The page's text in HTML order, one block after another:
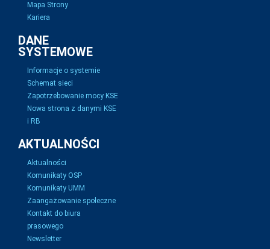
Mapa Strony
Kariera
DANE
SYSTEMOWE
Informacje o systemie
Schemat sieci
Zapotrzebowanie mocy KSE
Nowa strona z danymi KSE
i RB
AKTUALNOŚCI
Aktualności
Komunikaty OSP
Komunikaty UMM
Zaangażowanie społeczne
Kontakt do biura
prasowego
Newsletter